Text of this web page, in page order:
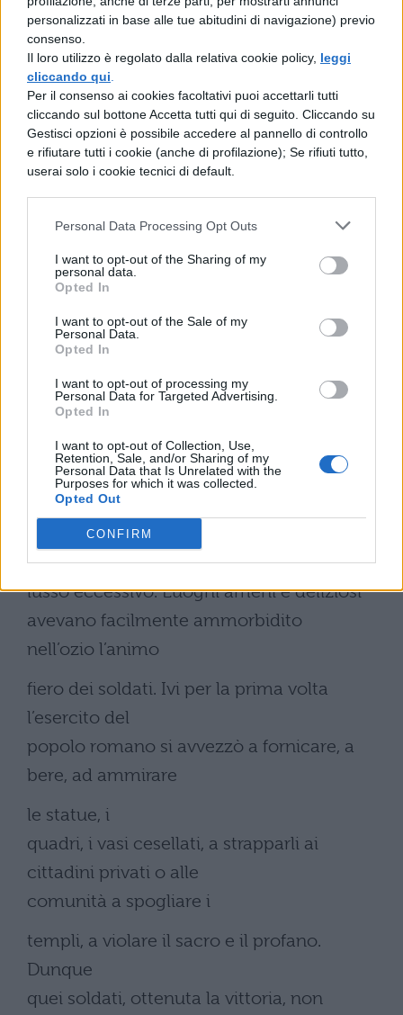
personalizzati in base alle tue abitudini di navigazione) previo
consenso.
Il loro utilizzo è regolato dalla relativa cookie policy, leggi
cliccando qui
Per il consenso ai cookies facoltativi puoi accettarli tutti
cliccando sul bottone Accetta tutti qui di seguito. Cliccando su
Gestisci opzioni è possibile accedere al pannello di controllo
e rifiutare tutti i cookie (anche di profilazione); Se rifiuti tutto,
userai solo i cookie tecnici di default.
Personal Data Processing Opt Outs
I want to opt-out of the Sharing of my
personal data.
Opted In
I want to opt-out of the Sale of my
Personal Data.
Opted In
I want to opt-out of processing my
Personal Data for Targeted Advertising.
Opted In
I want to opt-out of Collection, Use,
Retention, Sale, and/or Sharing of my
Personal Data that Is Unrelated with the
Purposes for which it was collected.
Opted Out
CONFIRM
veleni perniciosi, effemina il corpo e l’animo
virile; è sempre infinita e
insaziabile, non è sminuita né
dall’abbondanza né dalla penuria. Ma dopo
che Silla, conquistato con le armi il potere,
da buoni inizi riuscì a
casa, chi una fattoria, e i vincitori a
moderazione, a compiere contro i cittadini
aggiungi
che Silla, per rendersi fido l’esercito che
aveva guidato in
Asia, contro il costume degli avi lo aveva
tenuto nelle
mollezze e nel
lusso eccessivo. Luoghi ameni e deliziosi
avevano facilmente ammorbidito
nell’ozio l’animo
fiero dei soldati. Ivi per la prima volta
l’esercito del
popolo romano si avvezzò a fornicare, a
bere, ad ammirare
le statue, i
quadri, i vasi cesellati, a strapparli ai
cittadini privati o alle
comunità a spogliare i
templi, a violare il sacro e il profano.
Dunque
quei soldati, ottenuta la vittoria, non